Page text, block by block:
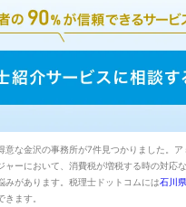
意な金沢の事務所が7件見つかりました。
ャーにおいて、消費税が増税する時の対
みがあります。税理士ドットコムには石川県
ます。